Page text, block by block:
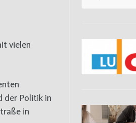
der Politik in
in